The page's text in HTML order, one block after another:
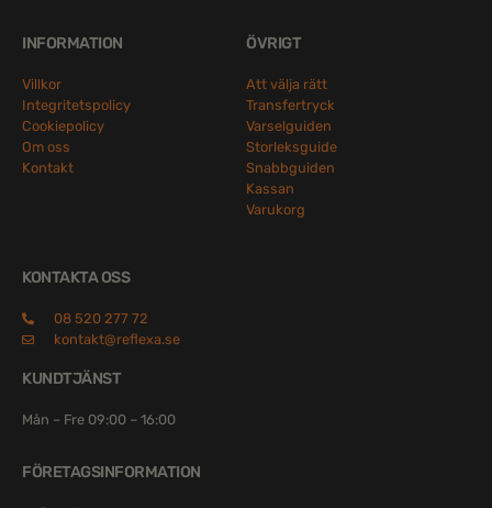
INFORMATION
Villkor
Integritetspolicy
Cookiepolicy
Om oss
Kontakt
ÖVRIGT
Att välja rätt
Transfertryck
Varselguiden
Storleksguide
Snabbguiden
Kassan
Varukorg
KONTAKTA OSS
08 520 277 72
kontakt@reflexa.se
KUNDTJÄNST
Mån – Fre 09:00 – 16:00
FÖRETAGSINFORMATION